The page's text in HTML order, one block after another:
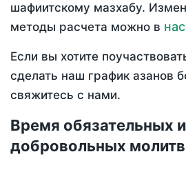
шафиитскому мазхабу.
методы расчета можно в
Если вы хотите
сделать наш график азанов
свяжитесь с нами.
Время обязательных и
добровольных